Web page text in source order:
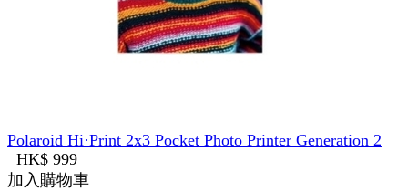
Polaroid Hi·Print 2x3 Pocket Photo Printer Generation 2
HK$ 999
加入購物車